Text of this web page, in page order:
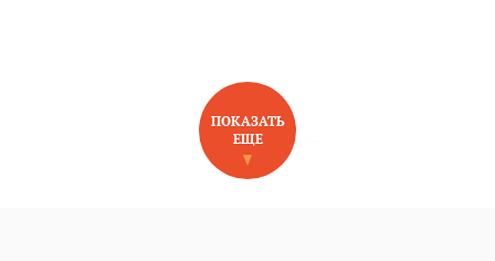
НОВОЕ НА САЙТЕ
ПОКАЗАТЬ
ЕЩЕ